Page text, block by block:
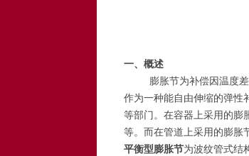
一、概述
膨胀节为补偿因温度
作为一种能自由伸缩的弹性
等部门。在容器上采用的膨
等。而在管道上采用的膨胀
平衡型膨胀节为波纹管式结